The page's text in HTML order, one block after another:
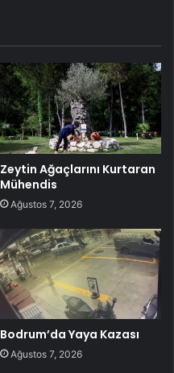
Zeytin Ağaçlarını Kurtaran
Mühendis
Ağustos 7, 2026
Bodrum’da Yaya Kazası
Ağustos 7, 2026